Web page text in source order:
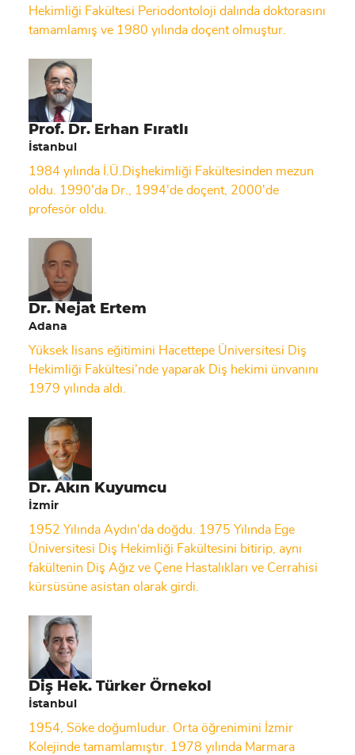
Hekimliği Fakültesi Periodontoloji dalında doktorasını
tamamlamış ve 1980 yılında doçent olmuştur.
Prof. Dr. Erhan Fıratlı
İstanbul
1984 yılında İ.Ü.Dişhekimliği Fakültesinden mezun
oldu. 1990'da Dr., 1994'de doçent, 2000'de
profesör oldu.
Dr. Nejat Ertem
Adana
Yüksek lisans eğitimini Hacettepe Üniversitesi Diş
Hekimliği Fakültesi'nde yaparak Diş hekimi ünvanını
1979 yılında aldı.
Dr. Akın Kuyumcu
İzmir
1952 Yılında Aydın'da doğdu. 1975 Yılında Ege
Üniversitesi Diş Hekimliği Fakültesini bitirip, aynı
fakültenin Diş Ağız ve Çene Hastalıkları ve Cerrahisi
kürsüsüne asistan olarak girdi.
Diş Hek. Türker Örnekol
İstanbul
1954, Söke doğumludur. Orta öğrenimini İzmir
Kolejinde tamamlamıştır. 1978 yılında Marmara